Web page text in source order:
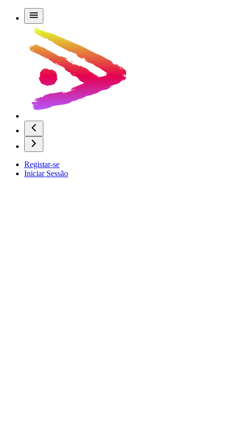
Registar-se
Iniciar Sessão